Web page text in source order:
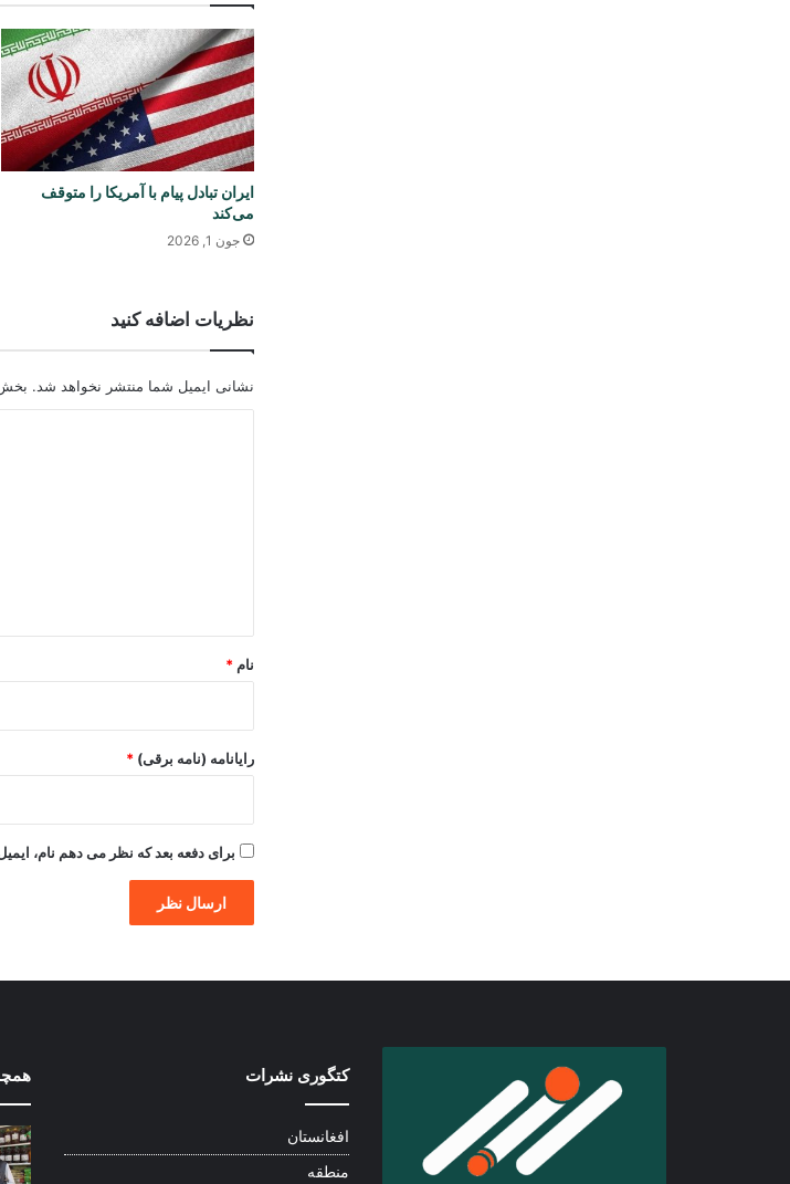
ایران تبادل پیام با آمریکا را متوقف
می‌کند
جون 1, 2026
نظریات اضافه کنید
نشانی ایمیل شما منتشر نخواهد شد.
نام *
رایانامه (نامه برقی) *
برای دفعه بعد که نظر می دهم نام،
کتگوری نشرات
افغانستان
منطقه